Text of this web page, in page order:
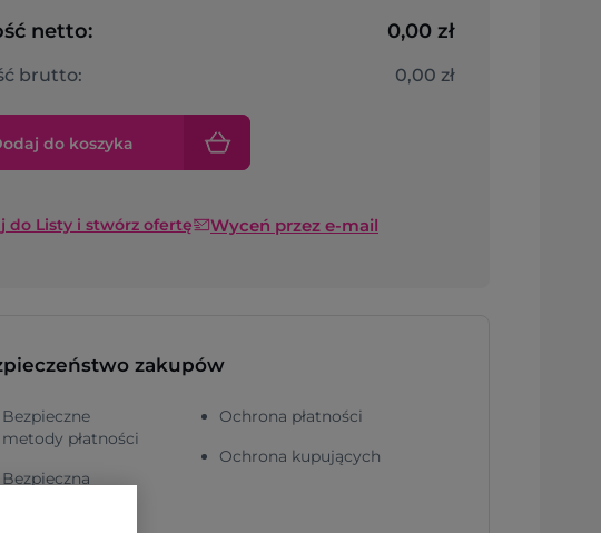
netto: 0,00 zł
brutto: 0,00 zł
do koszyka
do Listy i stwórz ofertę Wyceń przez e-mail
zakupów
Bezpieczne
metody płatności
Bezpieczna
Ochrona płatności
Ochrona kupujących